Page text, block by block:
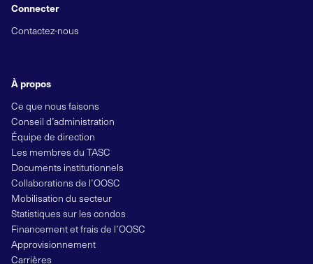
À propos
Ce que nous faisons
Conseil d’administration
Équipe de direction
Les membres du TASC
Documents institutionnels
Collaborations de l’OOSC
Mobilisation du secteur
Statistiques sur les condos
Financement et frais de l’OOSC
Approvisionnement
Carrières
Connecter
Contactez-nous